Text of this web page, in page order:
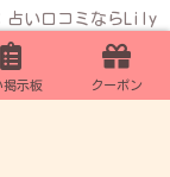
占い口コミならLily
ト
ューサイト～.
掲示板 クーポン